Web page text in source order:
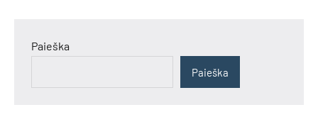
Paieška
Paieška